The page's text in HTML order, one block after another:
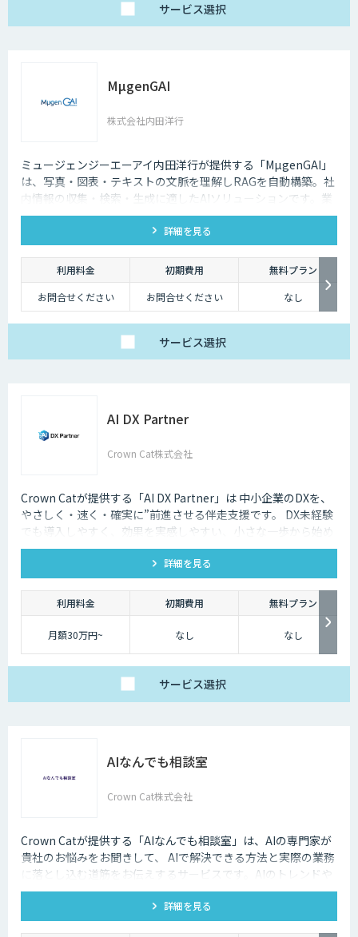
サービス選択
MµgenGAI
株式会社内田洋行
ミュージェンジーエーアイ内田洋行が提供する「MµgenGAI」
は、写真・図表・テキストの文脈を理解しRAGを自動構築。社
内情報の収集・検索・生成に適したAIソリューションです。業
種を問わず業務効率とナレッジ活用を支援します。
詳細を見る
利用料金 初期費用
無料プラン
お問合せください
お問合せください なし
サービス選択
AI DX Partner
Crown Cat株式会社
Crown Catが提供する「AI DX Partner」は 中小企業のDXを、
やさしく・速く・確実に”前進させる伴走支援です。 DX未経験
でも導入しやすく、効果を実感しやすい、小さな一歩から始め
るDX支援サービスです。 AI DX Partnerは、大手企業のDX支援
で培ったノウハウをベースに、 地方・中小企業のための“現実
的なDX”を設計・実装・運用まで一貫して支援いたします。 私
たちは、コンサル×開発×AIの力で、現場に寄り添った 『ちょ
うどいいDX』を実現します。
詳細を見る
利用料金 初期費用 無料プラン
月額30万円~ なし なし
サービス選択
AIなんでも相談室
Crown Cat株式会社
Crown Catが提供する「AIなんでも相談室」は、AIの専門家が
貴社のお悩みをお聞きして、 AIで解決できる方法と実際の業務
に落とし込む道筋をお伝えするサービスです。AIのトレンドや
最新の事例はもちろん、自社にあった活用を安価にクイックに
詳細を見る